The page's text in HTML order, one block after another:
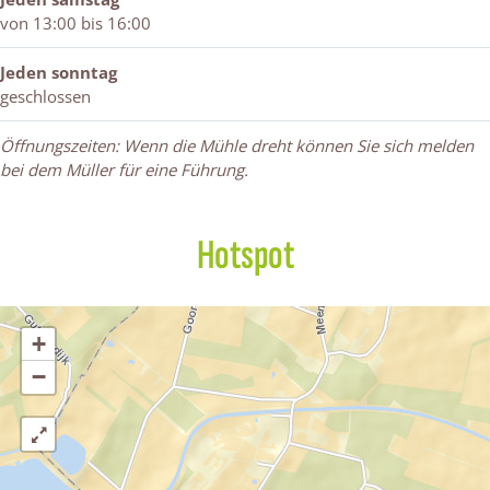
von 13:00 bis 16:00
Jeden sonntag
geschlossen
Öffnungszeiten: Wenn die Mühle dreht können Sie sich melden
bei dem Müller für eine Führung.
Hotspot
+
−